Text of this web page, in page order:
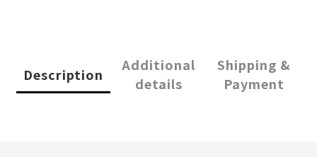
Description
Additional
details
Shipping &
Payment